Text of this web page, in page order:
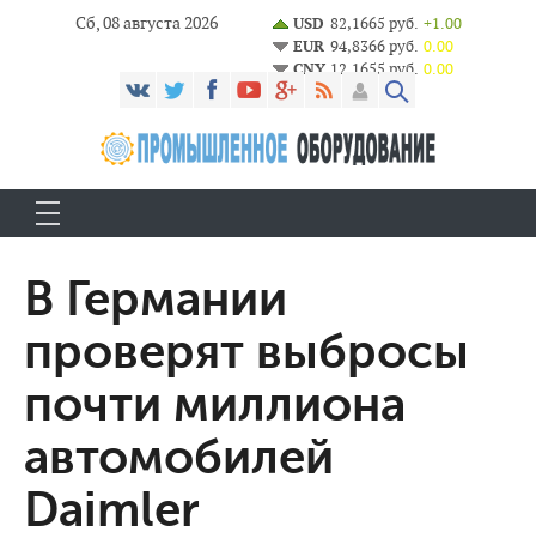
Сб, 08 августа 2026 USD 82,1665 руб. +1.00
EUR 94,8366 руб. 0.00
CNY 12,1655 руб. 0.00
В Германии
проверят выбросы
почти миллиона
автомобилей
Daimler